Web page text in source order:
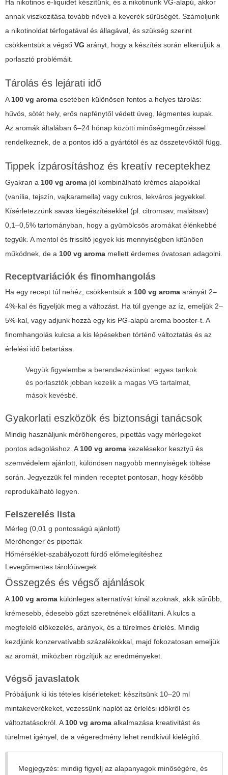
Ha nikotinos e-liquidet készítünk, és a nikotinunk VG-alapú, akkor
annak viszkozitása tovább növeli a keverék sűrűségét. Számoljunk
a nikotinoldat térfogatával és állagával, és szükség szerint
csökkentsük a végső VG arányt, hogy a készítés során elkerüljük a
porlasztó problémáit.
Tárolás és lejárati idő
A 100 vg aroma esetében különösen fontos a helyes tárolás:
hűvös, sötét hely, erős napfénytől védett üveg, légmentes kupak.
Az aromák általában 6–24 hónap közötti minőségmegőrzéssel
rendelkeznek, de a pontos idő a gyártótól és az összetevőktől függ.
Tippek ízpárosításhoz és kreatív receptekhez
Gyakran a 100 vg aroma jól kombinálható krémes alapokkal
(vanília, tejszín, vajkaramella) vagy cukros, lekváros jegyekkel.
Kísérletezzünk savas kiegészítésekkel (pl. citromsav, malátsav)
0,1–0,5% tartományban, hogy a gyümölcsös aromákat élénkebbé
tegyük. A mentol és frissítő jegyek kis mennyiségben kitűnően
működnek, de a 100 vg aroma mellett érdemes óvatosan adagolni.
Receptvariációk és finomhangolás
Ha egy recept túl nehéz, csökkentsük a 100 vg aroma arányát 2–
4%-kal és figyeljük meg a változást. Ha túl gyenge az íz, emeljük 2–
5%-kal, vagy adjunk hozzá egy kis PG-alapú aroma booster-t. A
finomhangolás kulcsa a kis lépésekben történő változtatás és az
érlelési idő betartása.
Vegyük figyelembe a berendezésünket: egyes tankok
és porlasztók jobban kezelik a magas VG tartalmat,
mások kevésbé.
Gyakorlati eszközök és biztonsági tanácsok
Mindig használjunk mérőhengeres, pipettás vagy mérlegeket
pontos adagoláshoz. A 100 vg aroma kezelésekor kesztyű és
szemvédelem ajánlott, különösen nagyobb mennyiségek töltése
során. Jegyezzük fel minden receptet pontosan, hogy később
reprodukálható legyen.
Felszerelés lista
Mérleg (0,01 g pontosságú ajánlott)
Mérőhenger és pipetták
Hőmérséklet-szabályozott fürdő előmelegítéshez
Levegőmentes tárolóüvegek
Összegzés és végső ajánlások
A 100 vg aroma különleges alternatívát kínál azoknak, akik sűrűbb,
krémesebb, édesebb gőzt szeretnének előállítani. A kulcs a
megfelelő előkezelés, arányok, és a türelmes érlelés. Mindig
kezdjünk konzervatívabb százalékokkal, majd fokozatosan emeljük
az aromát, miközben rögzítjük az eredményeket.
Végső javaslatok
Próbáljunk ki kis tételes kísérleteket: készítsünk 10–20 ml
mintakeverékeket, vezessünk naplót az érlelési időkről és
változtatásokról. A 100 vg aroma alkalmazása kreativitást és
türelmet igényel, de a végeredmény lehet rendkívül kielégítő.
Megjegyzés: mindig figyelj az alapanyagok minőségére, és